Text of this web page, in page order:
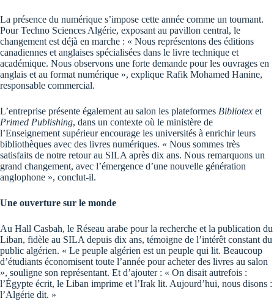
La présence du numérique s’impose cette année comme un tournant.
Pour Techno Sciences Algérie, exposant au pavillon central, le
changement est déjà en marche : « Nous représentons des éditions
canadiennes et anglaises spécialisées dans le livre technique et
académique. Nous observons une forte demande pour les ouvrages en
anglais et au format numérique », explique Rafik Mohamed Hanine,
responsable commercial.
L’entreprise présente également au salon les plateformes Bibliotex et
Primed Publishing, dans un contexte où le ministère de
l’Enseignement supérieur encourage les universités à enrichir leurs
bibliothèques avec des livres numériques. « Nous sommes très
satisfaits de notre retour au SILA après dix ans. Nous remarquons un
grand changement, avec l’émergence d’une nouvelle génération
anglophone », conclut-il.
Une ouverture sur le monde
Au Hall Casbah, le Réseau arabe pour la recherche et la publication du
Liban, fidèle au SILA depuis dix ans, témoigne de l’intérêt constant du
public algérien. « Le peuple algérien est un peuple qui lit. Beaucoup
d’étudiants économisent toute l’année pour acheter des livres au salon
», souligne son représentant. Et d’ajouter : « On disait autrefois :
l’Égypte écrit, le Liban imprime et l’Irak lit. Aujourd’hui, nous disons :
l’Algérie dit. »